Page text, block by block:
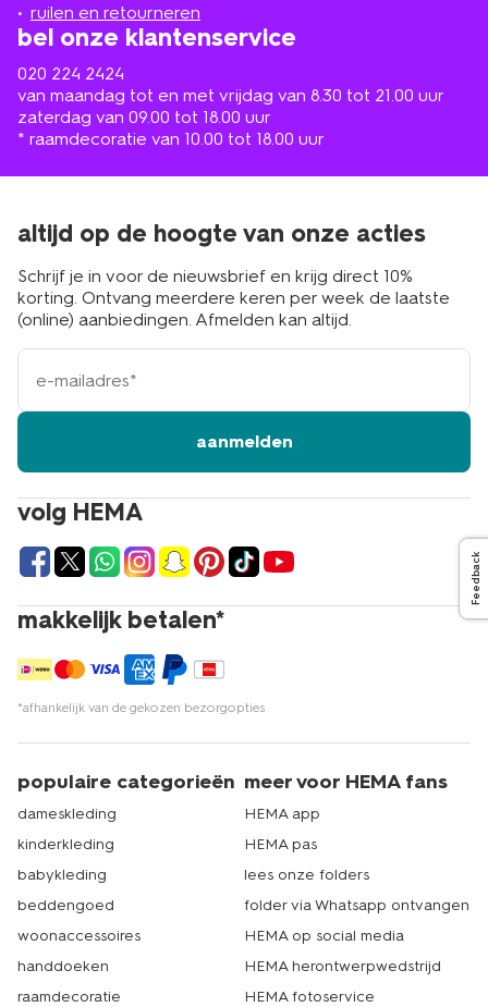
ruilen en retourneren
bel onze klantenservice
020 224 2424
van maandag tot en met vrijdag van 8.30 tot 21.00 uur
zaterdag van 09.00 tot 18.00 uur
* raamdecoratie van 10.00 tot 18.00 uur
volg HEMA
makkelijk betalen*
*afhankelijk van de gekozen bezorgopties
altijd op de hoogte van onze acties
Schrijf je in voor de nieuwsbrief en krijg direct 10%
korting. Ontvang meerdere keren per week de laatste
(online) aanbiedingen. Afmelden kan altijd.
e-
mailadres
aanmelden
populaire categorieën
dameskleding
kinderkleding
babykleding
beddengoed
woonaccessoires
handdoeken
raamdecoratie
meer voor HEMA fans
HEMA app
HEMA pas
lees onze folders
folder via Whatsapp ontvangen
HEMA op social media
HEMA herontwerpwedstrijd
HEMA fotoservice
Feedback